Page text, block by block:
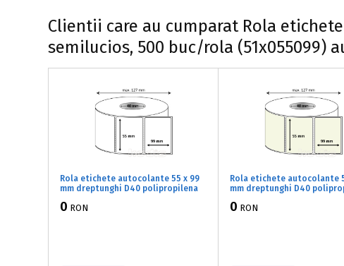
Clientii care au cumparat Rola
semilucios, 500 buc/rola (51x055099)
Rola etichete autocolante 55 x 99
mm dreptunghi D40 polipropilena
buc/rola (71x055099)
0 RON
Rola etichete autocolante
mm dreptunghi D40
(41x055099)
0 RON